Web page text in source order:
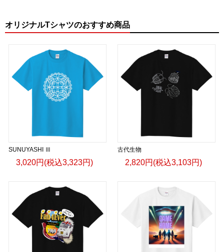
オリジナルTシャツのおすすめ商品
SUNUYASHI Ⅲ
3,020円(税込3,323円)
古代生物
2,820円(税込3,103円)